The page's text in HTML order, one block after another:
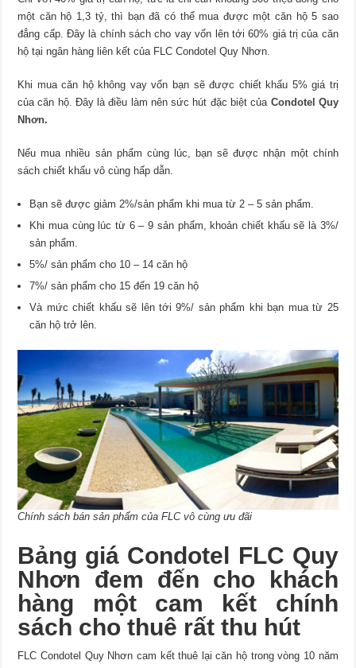
một căn hộ 1,3 tỷ, thì bạn đã có thể mua được một căn hộ 5 sao
đẳng cấp. Đây là chính sách cho vay vốn lên tới 60% giá trị của căn
hộ tại ngân hàng liên kết của FLC Condotel Quy Nhơn.
Khi mua căn hộ không vay vốn bạn sẽ được chiết khấu 5% giá trị
của căn hộ. Đây là điều làm nên sức hút đặc biệt của Condotel Quy
Nhơn.
Nếu mua nhiều sản phẩm cùng lúc, bạn sẽ được nhận một chính
sách chiết khấu vô cùng hấp dẫn.
Bạn sẽ được giảm 2%/sản phẩm khi mua từ 2 – 5 sản phẩm.
Khi mua cùng lúc từ 6 – 9 sản phẩm, khoản chiết khấu sẽ là 3%/
sản phẩm.
5%/ sản phẩm cho 10 – 14 căn hộ
7%/ sản phẩm cho 15 đến 19 căn hộ
Và mức chiết khấu sẽ lên tới 9%/ sản phẩm khi bạn mua từ 25
căn hộ trở lên.
Chính sách bán sản phẩm của FLC vô cùng ưu đãi
Bảng giá Condotel FLC Quy
Nhơn đem đến cho khách
hàng một cam kết chính
sách cho thuê rất thu hút
FLC Condotel Quy Nhơn cam kết thuê lại căn hộ trong vòng 10 năm